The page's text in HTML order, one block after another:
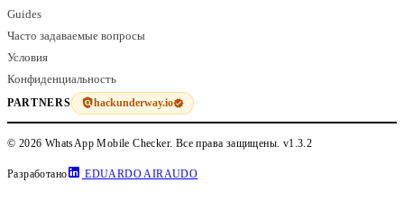
Guides
Часто задаваемые вопросы
Условия
Конфиденциальность
PARTNERS hackunderway.io
© 2026 WhatsApp Mobile Checker. Все права защищены. v1.3.2
Разработано EDUARDO AIRAUDO